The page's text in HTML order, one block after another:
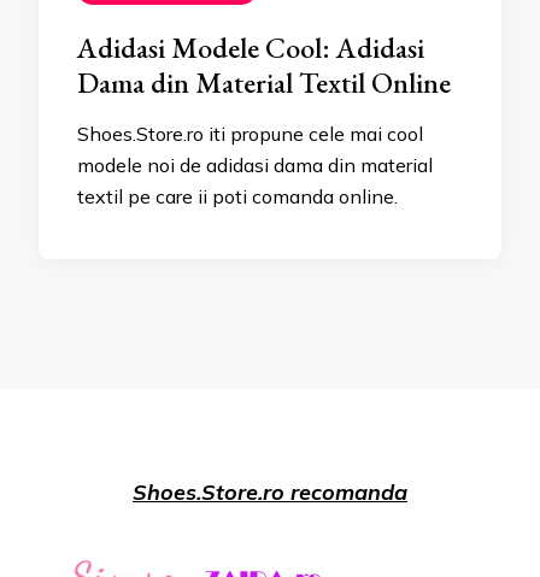
Adidasi Modele Cool: Adidasi
Dama din Material Textil Online
Shoes.Store.ro iti propune cele mai cool
modele noi de adidasi dama din material
textil pe care ii poti comanda online.
Shoes.Store.ro recomanda